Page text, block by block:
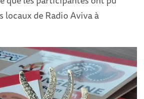
locaux de Radio Aviva à